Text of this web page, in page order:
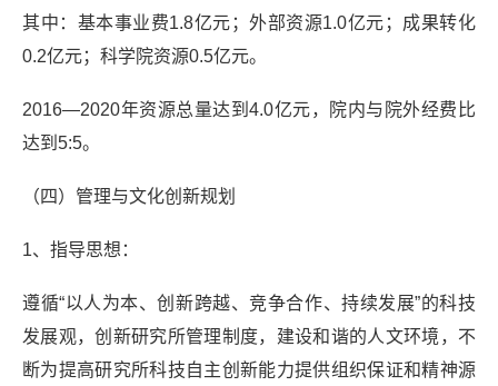
其中：基本事业费1.8亿元；外部资源1.0亿元；成果转化
0.2亿元；科学院资源0.5亿元。
2016—2020年资源总量达到4.0亿元，院内与院外经费比
达到5:5。
（四）管理与文化创新规划
1、指导思想：
遵循“以人为本、创新跨越、竞争合作、持续发展”的科技
发展观，创新研究所管理制度，建设和谐的人文环境，不
断为提高研究所科技自主创新能力提供组织保证和精神源